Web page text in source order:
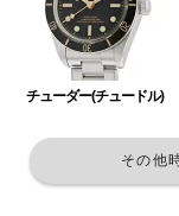
チューダー(チュードル)
その他